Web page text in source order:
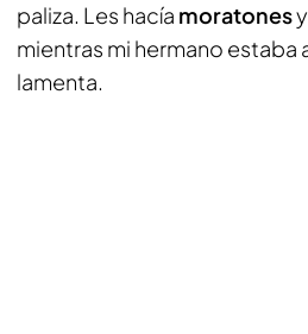
paliza. Les hacía moratonesy
mientras mi hermano estaba
lamenta.